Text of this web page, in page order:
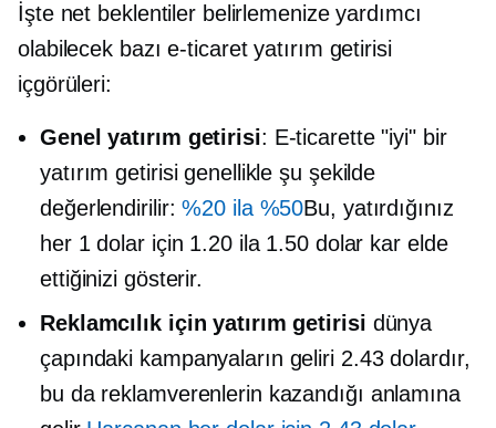
İşte net beklentiler belirlemenize yardımcı
olabilecek bazı e-ticaret yatırım getirisi
içgörüleri:
Genel yatırım getirisi: E-ticarette "iyi" bir
yatırım getirisi genellikle şu şekilde
değerlendirilir:%20 ila %50Bu, yatırdığınız
her 1 dolar için 1.20 ila 1.50 dolar kar elde
ettiğinizi gösterir.
Reklamcılık için yatırım getirisi dünya
çapındaki kampanyaların geliri 2.43 dolardır,
bu da reklamverenlerin kazandığı anlamına